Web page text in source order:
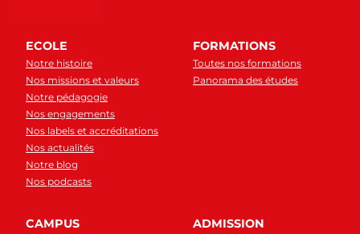
ECOLE
Notre histoire
Nos missions et valeurs
Notre pédagogie
Nos engagements
Nos labels et accréditations
Nos actualités
Notre blog
Nos podcasts
FORMATIONS
Toutes nos formations
Panorama des études
CAMPUS ADMISSION